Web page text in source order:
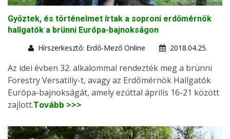
Győztek, és történelmet írtak a soproni erdőmérnök
hallgatók a brünni Európa-bajnokságon
Hírszerkesztő: Erdő-Mező Online
2018.04.25.
Az idei évben 32. alkalommal rendezték meg a brünni
Forestry Versatiliy-t, avagy az Erdőmérnök Hallgatók
Európa-bajnokságát, amely ezúttal április 16-21 között
zajlott.Tovább >>>